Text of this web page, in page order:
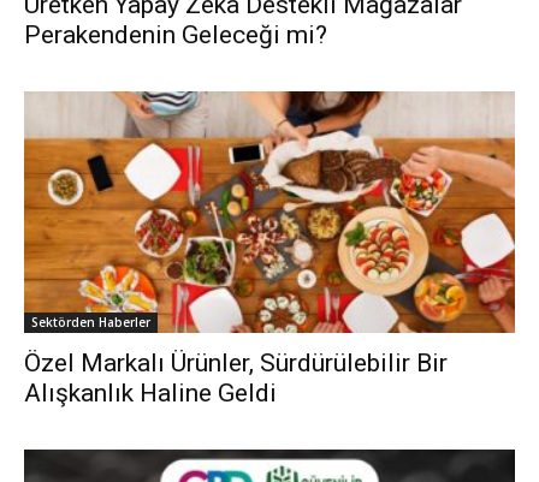
Perakendenin Geleceği mi?
Sektörden Haberler
Özel Markalı Ürünler, Sürdürülebilir Bir
Alışkanlık Haline Geldi